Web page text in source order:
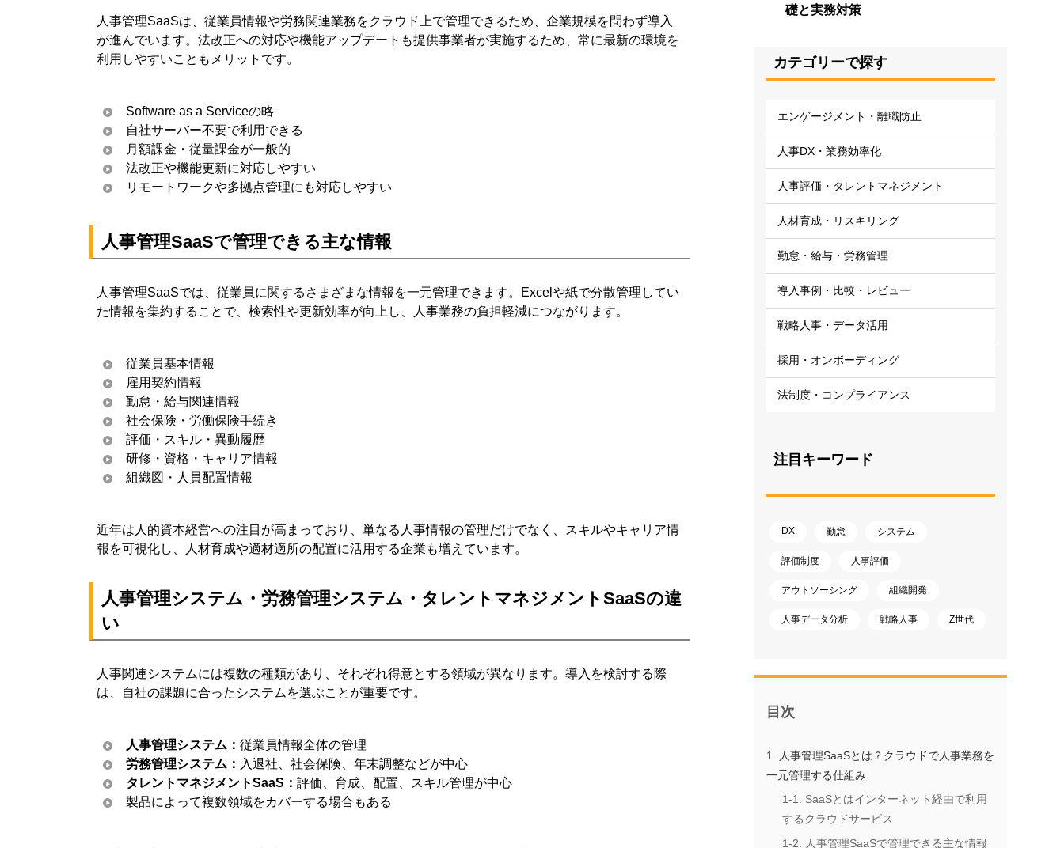
7-5. サポート体制・導入支援を確認する
8. 人事管理SaaS導入で失敗しないための手順
8-1. 現状業務を棚卸しする
8-3. 無料トライアル・デモで操作性を確認する
8-4. 導入後の運用ルールを決める
9. 人事管理SaaSに関するよくある質問（FAQ）
9-1. 人事管理SaaSとクラウド人事システムは同じですか？
9-3. 無料で使える人事管理SaaSはありますか？
9-4. 人事管理SaaSの導入期間はどのくらいですか？
か？
人事管理SaaSは、従業員情報や労務関連業務をクラウド上で管理できるため、企業規模を問わず導入
が進んでいます。法改正への対応や機能アップデートも提供事業者が実施するため、常に最新の環境を
利用しやすいこともメリットです。
Software as a Serviceの略
自社サーバー不要で利用できる
月額課金・従量課金が一般的
法改正や機能更新に対応しやすい
リモートワークや多拠点管理にも対応しやすい
人事管理SaaSで管理できる主な情報
人事管理SaaSでは、従業員に関するさまざまな情報を一元管理できます。Excelや紙で分散管理してい
た情報を集約することで、検索性や更新効率が向上し、人事業務の負担軽減につながります。
従業員基本情報
雇用契約情報
勤怠・給与関連情報
社会保険・労働保険手続き
評価・スキル・異動履歴
研修・資格・キャリア情報
組織図・人員配置情報
近年は人的資本経営への注目が高まっており、単なる人事情報の管理だけでなく、スキルやキャリア情
報を可視化し、人材育成や適材適所の配置に活用する企業も増えています。
人事管理システム・労務管理システム・タレントマネジメントSaaSの違
い
人事関連システムには複数の種類があり、それぞれ得意とする領域が異なります。導入を検討する際
は、自社の課題に合ったシステムを選ぶことが重要です。
人事管理システム： 従業員情報全体の管理
労務管理システム： 入退社、社会保険、年末調整などが中心
タレントマネジメントSaaS： 評価、育成、配置、スキル管理が中心
製品によって複数領域をカバーする場合もある
礎と実務対策
カテゴリーで探す
エンゲージメント・離職防止
人事DX・業務効率化
人事評価・タレントマネジメント
人材育成・リスキリング
勤怠・給与・労務管理
導入事例・比較・レビュー
戦略人事・データ活用
採用・オンボーディング
法制度・コンプライアンス
注目キーワード
DX 勤怠 システム
評価制度 人事評価
アウトソーシング 組織開発
人事データ分析 戦略人事 Z世代
目次
1. 人事管理SaaSとは？クラウドで人事業務を
一元管理する仕組み
1-1. SaaSとはインターネット経由で利用
するクラウドサービス
1-2. 人事管理SaaSで管理できる主な情報